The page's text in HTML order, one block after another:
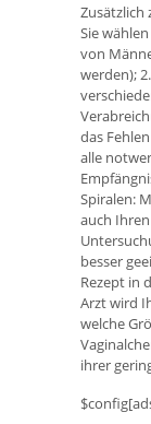
Zusätzlich
Sie
von
werden);
das
alle
Spiralen:
auch
besser
Rezept in
Arzt wird
welche
ihrer